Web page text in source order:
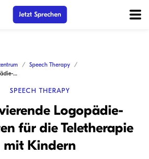
Jetzt Sprechen
Speech Therapy
15 motivierende Logopädie-Aktivitäten für die Teletherapie mit Kindern
SPEECH THERAPY
Logopädie-
für die Teletherapie
mit Kindern